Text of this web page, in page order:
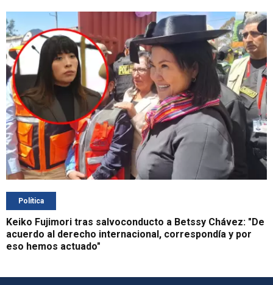
Política
Keiko Fujimori tras salvoconducto a Betssy Chávez: "De
acuerdo al derecho internacional, correspondía y por
eso hemos actuado"